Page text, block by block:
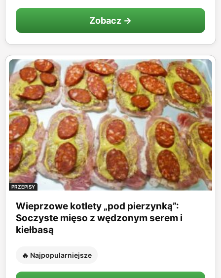
Zobacz →
PRZEPISY
Wieprzowe kotlety „pod pierzynką”:
Soczyste mięso z wędzonym serem i
kiełbasą
🔥 Najpopularniejsze